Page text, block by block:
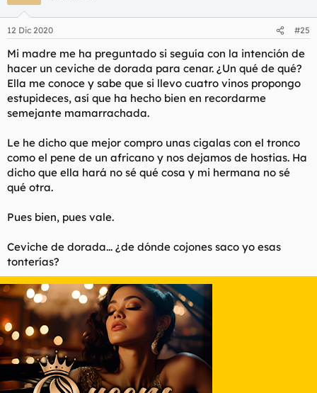
12 Dic 2020 #25
Mi madre me ha preguntado si seguía con la intención de
hacer un ceviche de dorada para cenar. ¿Un qué de qué?
Ella me conoce y sabe que si llevo cuatro vinos propongo
estupideces, así que ha hecho bien en recordarme
semejante mamarrachada.
Le he dicho que mejor compro unas cigalas con el tronco
como el pene de un africano y nos dejamos de hostias. Ha
dicho que ella hará no sé qué cosa y mi hermana no sé
qué otra.
Pues bien, pues vale.
Ceviche de dorada... ¿de dónde cojones saco yo esas
tonterías?